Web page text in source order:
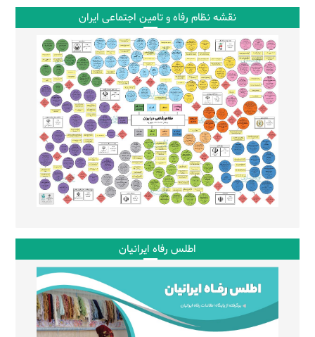
نقشه نظام رفاه و تامین اجتماعی ایران
اطلس رفاه ایرانیان